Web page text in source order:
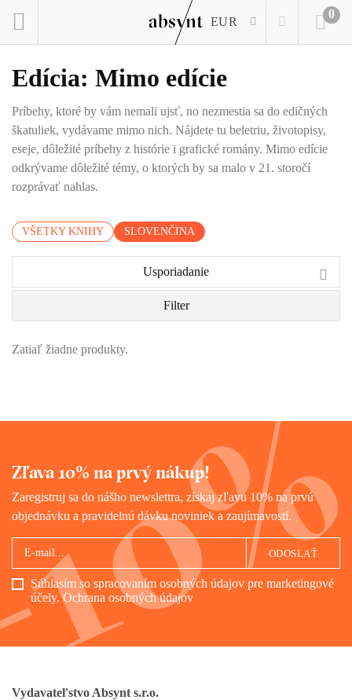
EUR
0
Edícia: Mimo edície
Príbehy, ktoré by vám nemali ujsť, no nezmestia sa do edičných
škatuliek, vydávame mimo nich. Nájdete tu beletriu, životopisy,
eseje, dôležité príbehy z histórie i grafické romány. Mimo edície
odkrývame dôležité témy, o ktorých by sa malo v 21. storočí
rozprávať nahlas.
VŠETKY KNIHY SLOVENČINA
Usporiadanie
Filter
Zatiaľ žiadne produkty.
Zľava 10% na prvý nákup!
Zaregistruj sa do nášho newslettra, získaj zľavu 10% na prvú
objednávku a pravidelnú dávku noviniek a zaujímavostí.
Súhlasím so spracovaním osobných údajov pre marketingové
účely.Ochrana osobných údajov
ODOSLAŤ
Vydavateľstvo Absynt s.r.o.